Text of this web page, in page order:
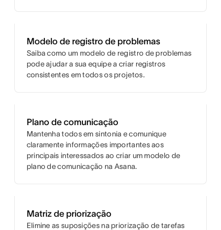
Modelo de registro de problemas
Saiba como um modelo de registro de problemas
pode ajudar a sua equipe a criar registros
consistentes em todos os projetos.
Plano de comunicação
Mantenha todos em sintonia e comunique
claramente informações importantes aos
principais interessados ao criar um modelo de
plano de comunicação na Asana.
Matriz de priorização
Elimine as suposições na priorização de tarefas